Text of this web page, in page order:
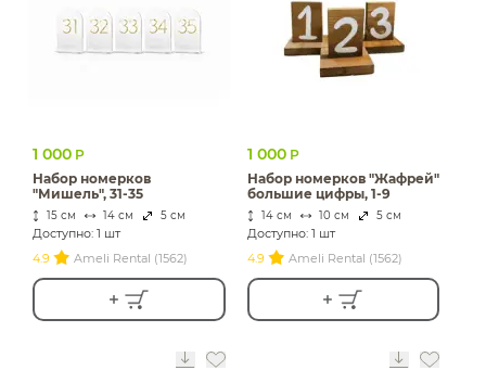
1 000 Р
Набор номерков
"Мишель", 31-35
15 см 14 см 5 см
Доступно: 1 шт
4.9
Ameli Rental (1562)
1 000 Р
Набор номерков "Жафрей"
большие цифры, 1-9
14 см 10 см 5 см
Доступно: 1 шт
4.9
Ameli Rental (1562)